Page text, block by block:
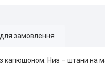
замовлення
капюшоном. Низ – штани на